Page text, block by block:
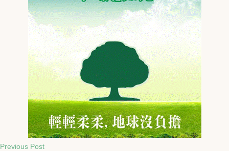
Previous Post